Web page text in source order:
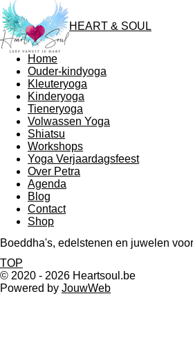
HEART & SOUL
Home
Ouder-kindyoga
Kleuteryoga
Kinderyoga
Tieneryoga
Volwassen Yoga
Shiatsu
Workshops
Yoga Verjaardagsfeest
Over Petra
Agenda
Blog
Contact
Shop
Boeddha's, edelstenen en juwelen
TOP
© 2020 - 2026 Heartsoul.be
Powered by JouwWeb